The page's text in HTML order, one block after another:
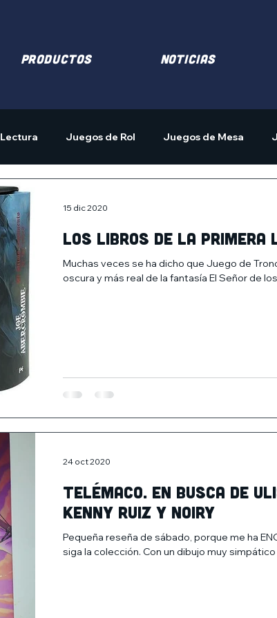
PRODUCTOS NOTICIAS
Lectura Juegos de Rol Juegos de Mesa
Los libros de La Primera
Muchas veces se ha dicho que Juego de
oscura y más real de la fantasía El Señor de
15 dic 2020
Telémaco. En busca de
Kenny Ruiz y Noiry
Pequeña reseña de sábado, porque me ha
siga la colección. Con un dibujo muy simpático
24 oct 2020